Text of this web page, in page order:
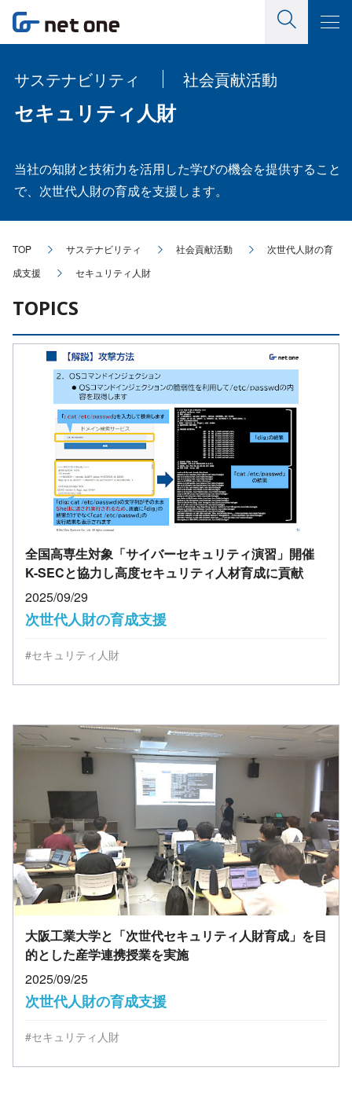
サステナビリティ 社会貢献活動
セキュリティ人財
当社の知財と技術力を活用した学びの機会を提供すること
で、次世代人財の育成を支援します。
TOP サステナビリティ 社会貢献活動
次世代人財の育
成支援
セキュリティ人財
TOPICS
全国高専生対象「サイバーセキュリティ演習」開催
K-SECと協力し高度セキュリティ人材育成に貢献
2025/09/29
次世代人財の育成支援
#セキュリティ人財
大阪工業大学と「次世代セキュリティ人財育成」を目
的とした産学連携授業を実施
2025/09/25
次世代人財の育成支援
#セキュリティ人財